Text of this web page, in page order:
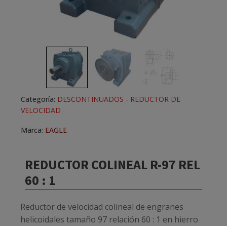
REDUCTOR COLINEAL R-97 REL
60 : 1
Reductor de velocidad colineal de engranes
helicoidales tamaño 97 relación 60 : 1 en hierro
Categoría: DESCONTINUADOS - REDUCTOR DE
VELOCIDAD
Marca: EAGLE